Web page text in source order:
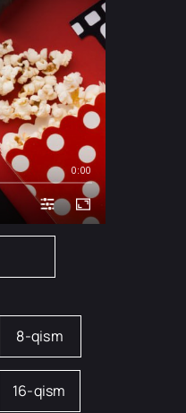
0:00
8-qism
16-qism